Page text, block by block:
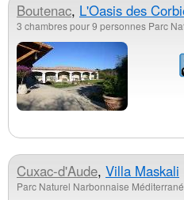
Boutenac, L'Oasis des
3 chambres pour 9 personnes Parc
Cuxac-d'Aude, Villa Maskali
Parc Naturel Narbonnaise